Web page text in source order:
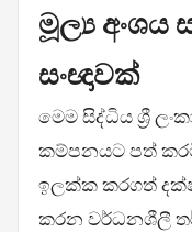
මූල්‍ය අංශය
සංඥාවක්
මෙම සිද්ධිය ශ්‍රී
කම්පනයට පත්
ඉලක්ක කරගත්
කරන වර්ධනශීලී